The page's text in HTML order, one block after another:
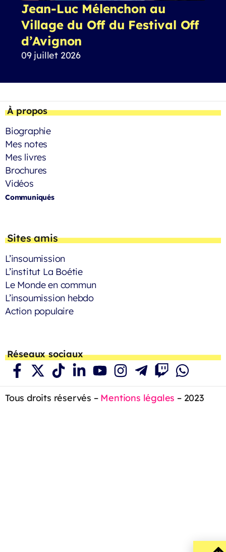
Jean-Luc Mélenchon au
Village du Off du Festival Off
d’Avignon
09 juillet 2026
À propos
Biographie
Mes notes
Mes livres
Brochures
Vidéos
Communiqués
Sites amis
L’insoumission
L’institut La Boétie
Le Monde en commun
L’insoumission hebdo
Action populaire
Réseaux sociaux
Tous droits réservés – Mentions légales – 2023